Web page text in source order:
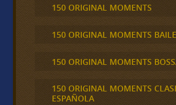
150 ORIGINAL MOMENTS
150 ORIGINAL MOMENTS
150 ORIGINAL MOMENTS
150 ORIGINAL MOMENTS
ESPAÑOLA